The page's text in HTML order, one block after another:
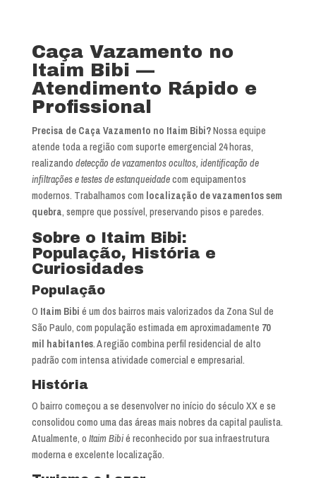
Caça Vazamento no
Itaim Bibi —
Atendimento Rápido e
Profissional
Precisa de Caça Vazamento no Itaim Bibi?Nossa equipe
atende toda a região com suporte emergencial 24 horas,
realizando detecção de vazamentos ocultos, identificação de
infiltrações e testes de estanqueidadecom equipamentos
modernos. Trabalhamos com localização de vazamentos sem
quebra, sempre que possível, preservando pisos e paredes.
Sobre o Itaim Bibi:
População, História e
Curiosidades
População
O Itaim Bibi é um dos bairros mais valorizados da Zona Sul de
São Paulo, com população estimada em aproximadamente 70
mil habitantes. A região combina perfil residencial de alto
padrão com intensa atividade comercial e empresarial.
História
O bairro começou a se desenvolver no início do século XX e se
consolidou como uma das áreas mais nobres da capital paulista.
Atualmente, o Itaim Bibié reconhecido por sua infraestrutura
moderna e excelente localização.